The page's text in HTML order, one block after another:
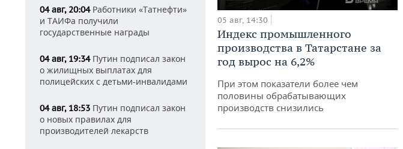
04 авг, 20:04Работники «Татнефти»
и ТАИФа получили
государственные награды
04 авг, 19:34Путин подписал закон
о жилищных выплатах для
полицейских с детьми-инвалидами
04 авг, 18:53 Путин подписал закон
о новых правилах для
производителей лекарств
05 авг, 14:30
Индекс промышленного
производства в Татарстане за
год вырос на 6,2%
При этом показатели более чем
половины обрабатывающих
производств снизились